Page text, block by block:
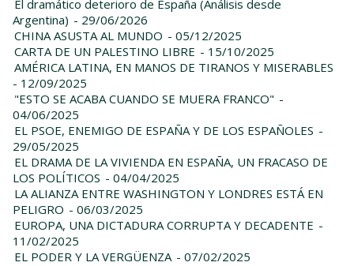
El dramático deterioro de España (Análisis desde
Argentina) - 29/06/2026
CHINA ASUSTA AL MUNDO - 05/12/2025
CARTA DE UN PALESTINO LIBRE - 15/10/2025
AMÉRICA LATINA, EN MANOS DE TIRANOS Y MISERABLES
- 12/09/2025
"ESTO SE ACABA CUANDO SE MUERA FRANCO" -
04/06/2025
EL PSOE, ENEMIGO DE ESPAÑA Y DE LOS ESPAÑOLES -
29/05/2025
EL DRAMA DE LA VIVIENDA EN ESPAÑA, UN FRACASO DE
LOS POLÍTICOS - 04/04/2025
LA ALIANZA ENTRE WASHINGTON Y LONDRES ESTÁ EN
PELIGRO - 06/03/2025
EUROPA, UNA DICTADURA CORRUPTA Y DECADENTE -
11/02/2025
EL PODER Y LA VERGÜENZA - 07/02/2025